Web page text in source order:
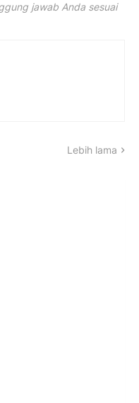
jawab Anda sesuai
Lebih lama